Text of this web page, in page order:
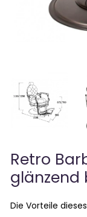
Retro
glänzend
Die Vorteile